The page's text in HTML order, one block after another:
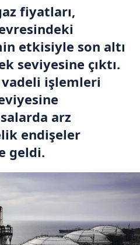
fiyatları,
etkisiyle son altı
seviyesine çıktı.
işlemleri
arz
endişeler
geldi.